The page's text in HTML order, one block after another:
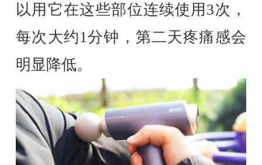
以用它在这些部位连续使用3次，
每次大约1分钟，第二天疼痛感会
明显降低。